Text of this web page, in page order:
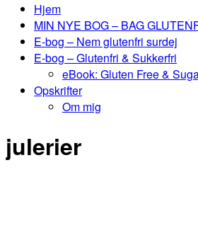
Hjem
MIN NYE BOG – BAG
E-bog – Nem glutenfri surdej
E-bog – Glutenfri & Sukkerfri
eBook: Gluten Free &
Opskrifter
Om mig
julerier